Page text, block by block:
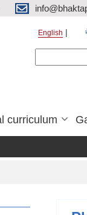
English
curriculum